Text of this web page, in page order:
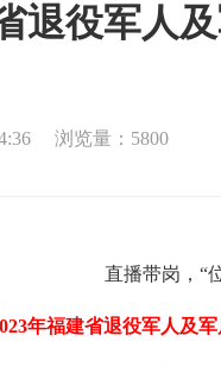
退役军人
浏览量： 5800
直播带岗，“
年福建省退役军人及